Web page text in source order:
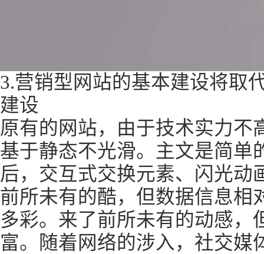
3.营销型网站的基本建设将取
建设
原有的网站，由于技术实力不
基于静态不光滑。主文是简单
后，交互式交换元素、闪光动
前所未有的酷，但数据信息相
多彩。来了前所未有的动感，
富。随着网络的涉入，社交媒